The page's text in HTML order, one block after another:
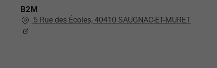
B2M
5 Rue des Écoles, 40410 SAUGNAC-ET-MURET